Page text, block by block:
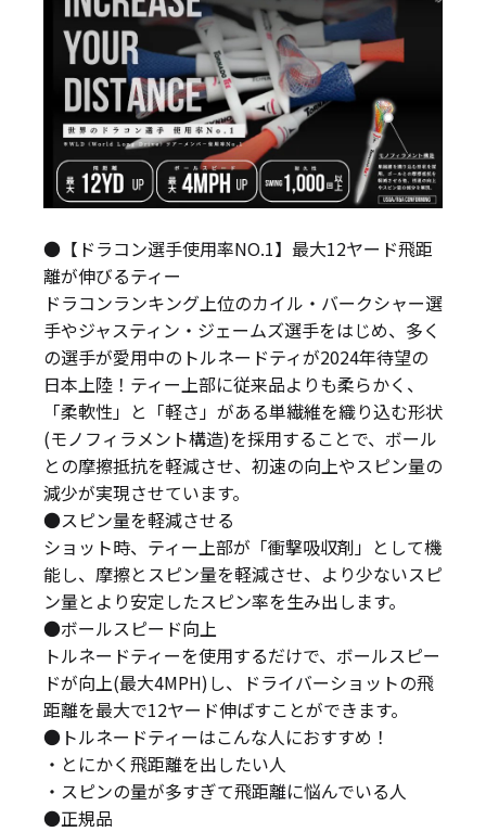
●【ドラコン選手使用率NO.1】最大12ヤード飛距
離が伸びるティー
ドラコンランキング上位のカイル・バークシャー選
手やジャスティン・ジェームズ選手をはじめ、多く
の選手が愛用中のトルネードティが2024年待望の
日本上陸！ティー上部に従来品よりも柔らかく、
「柔軟性」と「軽さ」がある単繊維を織り込む形状
(モノフィラメント構造)を採用することで、ボール
との摩擦抵抗を軽減させ、初速の向上やスピン量の
減少が実現させています。
●スピン量を軽減させる
ショット時、ティー上部が「衝撃吸収剤」として機
能し、摩擦とスピン量を軽減させ、より少ないスピ
ン量とより安定したスピン率を生み出します。
●ボールスピード向上
トルネードティーを使用するだけで、ボールスピー
ドが向上(最大4MPH)し、ドライバーショットの飛
距離を最大で12ヤード伸ばすことができます。
●トルネードティーはこんな人におすすめ！
・とにかく飛距離を出したい人
・スピンの量が多すぎて飛距離に悩んでいる人
●正規品